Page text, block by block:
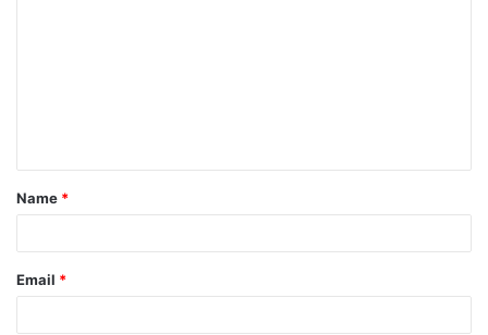
t
*
Name *
Email *